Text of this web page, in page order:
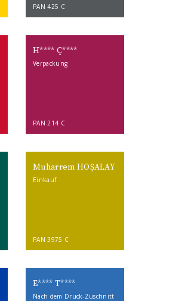
PAN 425 C
H**** Ç****
Verpackung
PAN 214 C
Muharrem HOŞALAY
Einkauf
PAN 3975 C
E**** T****
Nach dem Druck-Zuschnitt